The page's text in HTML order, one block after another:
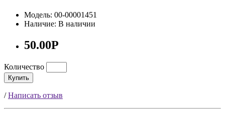
Модель: 00-00001451
Наличие: В наличии
50.00Р
Количество
Купить
/Написать отзыв